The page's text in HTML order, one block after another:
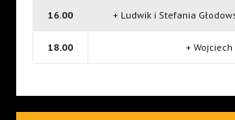
16.00 + Ludwik i Stefania
18.00 + Wojciech